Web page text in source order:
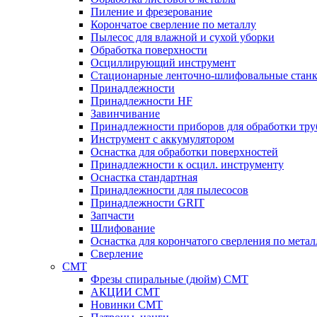
Пиление и фрезерование
Корончатое сверление по металлу
Пылесос для влажной и сухой уборки
Обработка поверхности
Осциллирующий инструмент
Стационарные ленточно-шлифовальные
Принадлежности
Принадлежности HF
Завинчивание
Принадлежности приборов для обработки
Инструмент с аккумулятором
Оснастка для обработки поверхностей
Принадлежности к осцил. инструменту
Оснастка стандартная
Принадлежности для пылесосов
Принадлежности GRIT
Запчасти
Шлифование
Оснастка для корончатого сверления по
Сверление
CMT
Фрезы спиральные (дюйм) СМТ
АКЦИИ СМТ
Новинки CMT